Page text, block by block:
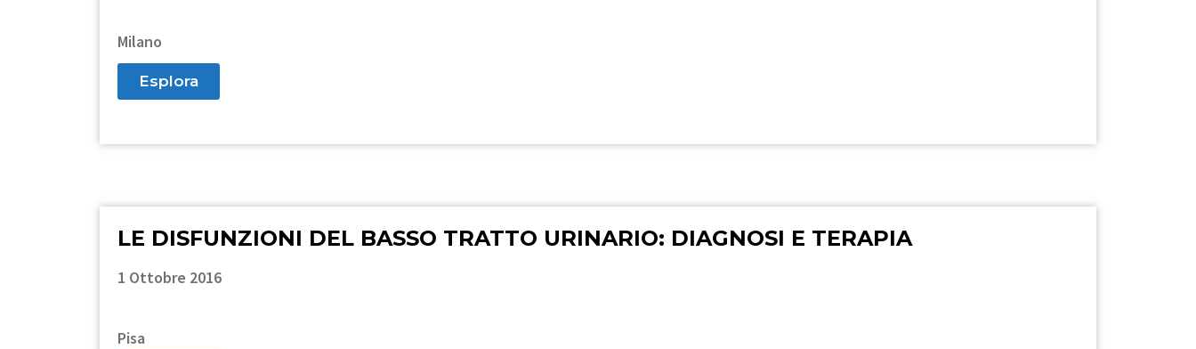
Milano
Esplora
LE DISFUNZIONI DEL BASSO TRATTO URINARIO: DIAGNOSI E TERAPIA
1 Ottobre 2016
Pisa